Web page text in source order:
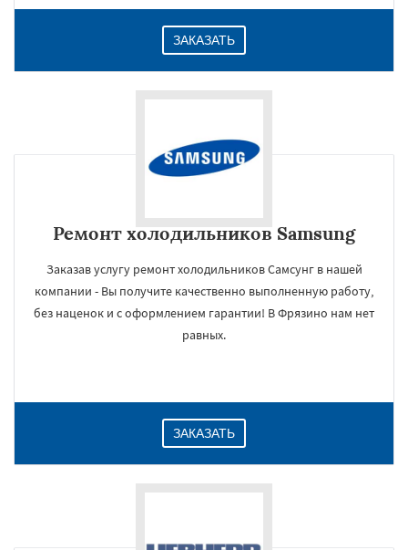
ЗАКАЗАТЬ
Ремонт холодильников Samsung
Заказав услугу ремонт холодильников Самсунг в нашей
компании - Вы получите качественно выполненную работу,
без наценок и с оформлением гарантии! В Фрязино нам нет
равных.
ЗАКАЗАТЬ